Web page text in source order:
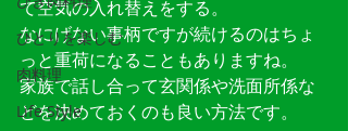
ひとりを楽しむ
肉料理
Life Style
て空気の入れ替えをする。
なにげない事柄ですが続けるのはちょ
っと重荷になることもありますね。
家族で話し合って玄関係や洗面所係な
どを決めておくのも良い方法です。